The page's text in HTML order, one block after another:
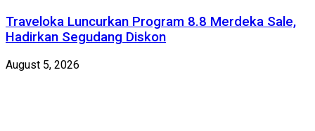
Traveloka Luncurkan Program 8.8 Merdeka Sale,
Hadirkan Segudang Diskon
August 5, 2026